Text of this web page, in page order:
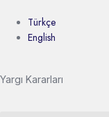
Türkçe
English
Yargı Kararları